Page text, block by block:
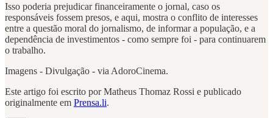
Isso poderia prejudicar financeiramente o jornal, caso os
responsáveis fossem presos, e aqui, mostra o conflito de interesses
entre a questão moral do jornalismo, de informar a população, e a
dependência de investimentos - como sempre foi - para continuarem
o trabalho.
Imagens - Divulgação - via AdoroCinema.
Este artigo foi escrito por Matheus Thomaz Rossi e publicado
originalmente em Prensa.li.